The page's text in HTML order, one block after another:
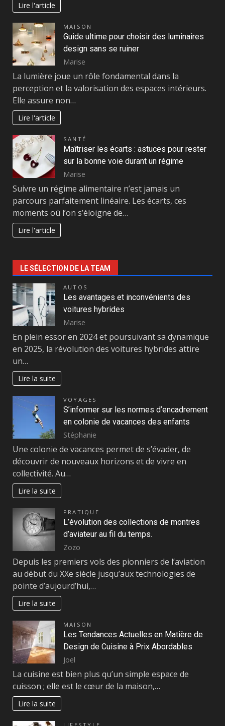
Lire l'article
MAISON
Guide ultime pour choisir des luminaires
design sans se ruiner
Marise
La lumière joue un rôle fondamental dans la
perception et la valorisation des espaces intérieurs.
Elle assure non…
Lire l'article
SANTÉ
Maîtriser les écarts : astuces pour rester
sur la bonne voie durant un régime
Marise
Suivre un régime alimentaire n’est jamais un
parcours parfaitement linéaire. Les écarts, ces
moments où l’on s’éloigne de…
Lire l'article
LE SÉLECTION DE LA TEAM
AUTOS
Les avantages et inconvénients des
voitures hybrides
Marise
En plein essor en 2024 et poursuivant sa dynamique
en 2025, la révolution des voitures hybrides attire
un…
Lire la suite
VOYAGES
S’informer sur les normes d’encadrement
en colonie de vacances des enfants
Stéphanie
Une colonie de vacances permet de s’évader, de
découvrir de nouveaux horizons et de vivre en
collectivité. Au…
Lire la suite
PRATIQUE
L’évolution des collections de montres
d’aviateur au fil du temps.
Zozo
Depuis les premiers vols des pionniers de l’aviation
au début du XXe siècle jusqu’aux technologies de
pointe d’aujourd’hui,…
Lire la suite
MAISON
Les Tendances Actuelles en Matière de
Design de Cuisine à Prix Abordables
Joel
La cuisine est bien plus qu’un simple espace de
cuisson ; elle est le cœur de la maison,…
Lire la suite